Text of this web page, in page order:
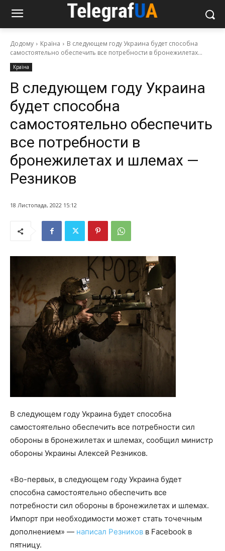
Додому Країна
В следующем году Украина будет способна
самостоятельно обеспечить все потребности в бронежилетах...
Країна
В следующем году Украина
будет способна
самостоятельно обеспечить
все потребности в
бронежилетах и шлемах —
Резников
18 Листопада, 2022 15:12
В следующем году Украина будет способна
самостоятельно обеспечить все потребности сил
обороны в бронежилетах и шлемах, сообщил министр
обороны Украины Алексей Резников.
«Во-первых, в следующем году Украина будет
способна самостоятельно обеспечить все
потребности сил обороны в бронежилетах и шлемах.
Импорт при необходимости может стать точечным
дополнением» — написал Резников в Facebook в
пятницу.